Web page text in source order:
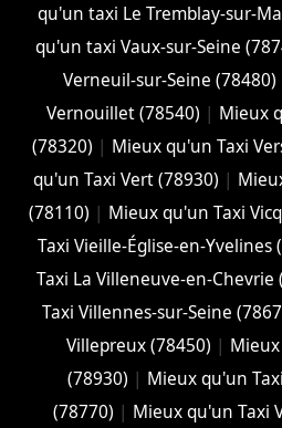
qu'un taxi Le Tremblay-sur-
qu'un taxi Vaux-sur-Seine
Verneuil-sur-Seine (78480)
Vernouillet (78540) | Mieux
(78320) | Mieux qu'un Taxi
qu'un Taxi Vert (78930) |
(78110) | Mieux qu'un Taxi
Taxi Vieille-Église-en-Yvelines
Taxi La Villeneuve-en-Chevrie
Taxi Villennes-sur-Seine
Villepreux (78450) |
(78930) | Mieux qu'un
(78770) | Mieux qu'un Taxi